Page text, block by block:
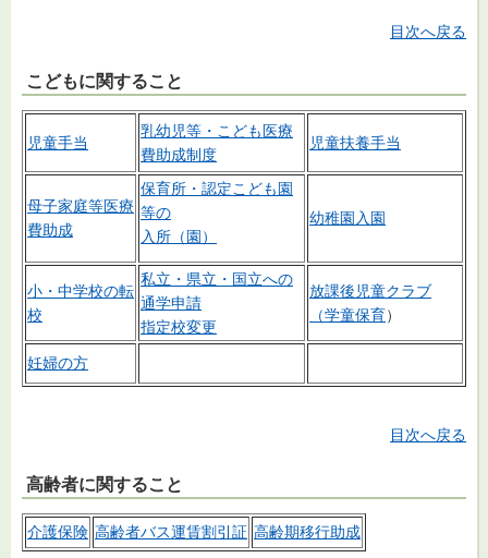
目次へ戻る
こどもに関すること
児童手当
乳幼児等・こども医療
費助成制度
児童扶養手当
母子家庭等医療
費助成
保育所・認定こども園
等の
入所（園）
幼稚園入園
小・中学校の転
校
私立・県立・国立への
通学申請
指定校変更
放課後児童クラブ
（学童保育）
妊婦の方
目次へ戻る
高齢者に関すること
介護保険 高齢者バス運賃割引証 高齢期移行助成